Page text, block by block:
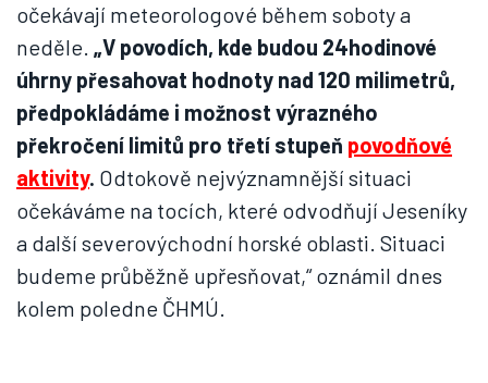
očekávají meteorologové během soboty a
neděle. „V povodích, kde budou 24hodinové
úhrny přesahovat hodnoty nad 120 milimetrů,
předpokládáme i možnost výrazného
překročení limitů pro třetí stupeň povodňové
aktivity. Odtokově nejvýznamnější situaci
očekáváme na tocích, které odvodňují Jeseníky
a další severovýchodní horské oblasti. Situaci
budeme průběžně upřesňovat,“ oznámil dnes
kolem poledne ČHMÚ.